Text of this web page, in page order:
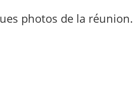
photos de la réunion.